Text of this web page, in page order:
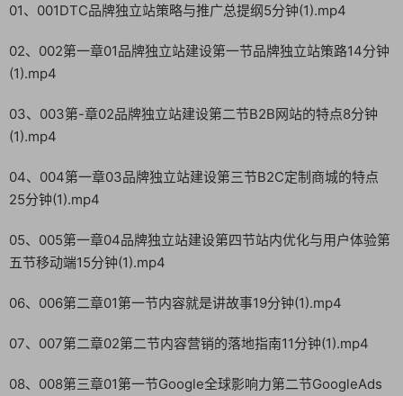
01、001DTC品牌独立站策略与推广总提纲5分钟(1).mp4
02、002第一章01品牌独立站建设第一节品牌独立站策路14分钟
(1).mp4
03、003第-章02品牌独立站建设第二节B2B网站的特点8分钟
(1).mp4
04、004第一章03品牌独立站建设第三节B2C定制商城的特点
25分钟(1).mp4
05、005第一章04品牌独立站建设第四节站内优化与用户体验第
五节移动端15分钟(1).mp4
06、006第二章01第一节内容就是讲故事19分钟(1).mp4
07、007第二章02第二节内容营销的落地指南11分钟(1).mp4
08、008第三章01第一节Google全球影响力第二节GoogleAds